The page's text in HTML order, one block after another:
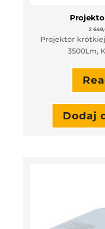
2
Projektor
3500Lm,
Dodaj